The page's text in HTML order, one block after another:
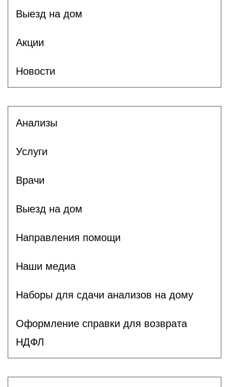
Выезд на дом
Акции
Новости
Анализы
Услуги
Врачи
Выезд на дом
Направления помощи
Наши медиа
Наборы для сдачи анализов на дому
Оформление справки для возврата
НДФЛ